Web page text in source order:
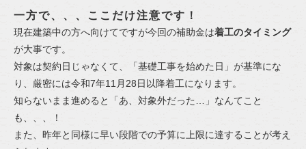
一方で、、、ここだけ注意です！
現在建築中の方へ向けてですが今回の補助金は着工のタイミング
が大事です。
対象は契約日じゃなくて、「基礎工事を始めた日」が基準にな
り、厳密には令和7年11月28日以降着工になります。
知らないまま進めると「あ、対象外だった…」なんてこと
も、、、！
また、昨年と同様に早い段階での予算に上限に達することが考え